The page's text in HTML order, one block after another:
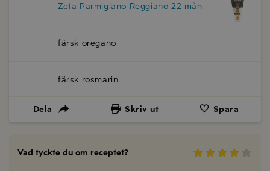
Zeta Parmigiano Reggiano 22 mån
färsk oregano
färsk rosmarin
Dela Skriv ut Spara
Vad tyckte du om receptet?